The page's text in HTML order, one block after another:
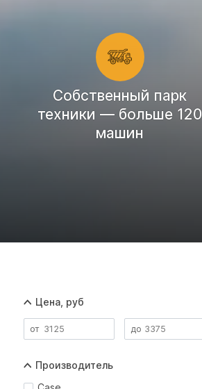
Cобственный парк
техники — больше 120
машин
Цена, руб
Производитель